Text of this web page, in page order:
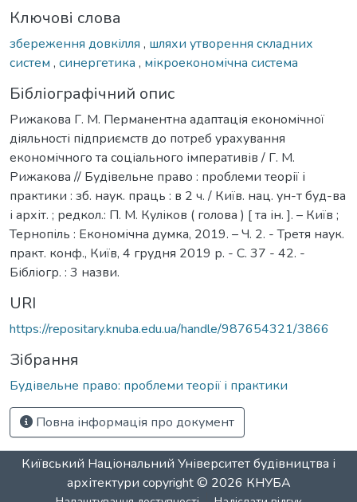
Ключові слова
збереження довкілля , шляхи утворення складних
систем , синергетика , мікроекономічна система
Бібліографічний опис
Рижакова Г. М. Перманентна адаптація економічної
діяльності підприємств до потреб урахування
економічного та соціального імперативів / Г. М.
Рижакова // Будівельне право : проблеми теорії і
практики : зб. наук. праць : в 2 ч. / Київ. нац. ун-т буд-ва
і архіт. ; редкол.: П. М. Куліков ( голова ) [ та ін. ]. – Київ ;
Тернопіль : Економічна думка, 2019. – Ч. 2. - Третя наук.
практ. конф., Київ, 4 грудня 2019 р. - С. 37 - 42. -
Бібліогр. : 3 назви.
URI
https://repositary.knuba.edu.ua/handle/987654321/3866
Зібрання
Будівельне право: проблеми теорії і практики
Повна інформація про документ
Київський Національний Університет будівництва і
архітектури copyright © 2026 КНУБА